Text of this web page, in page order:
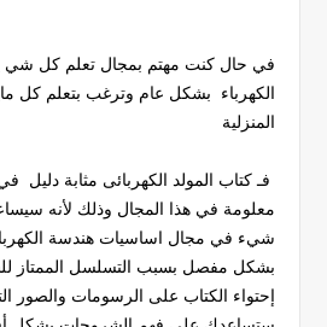
في حال كنت مهتم بمجال تعلم كل شي
الكهرباء بشكل عام وترغب بتعلم كل
المنزلية
فـ كتاب المولد الكهربائى مثابة
معلومة في هذا المجال وذلك لأنه
شيء في مجال اساسيات هندسة
بشكل مفصل بسبب التسلسل الممتاز
إحتواء الكتاب على الرسومات والصور